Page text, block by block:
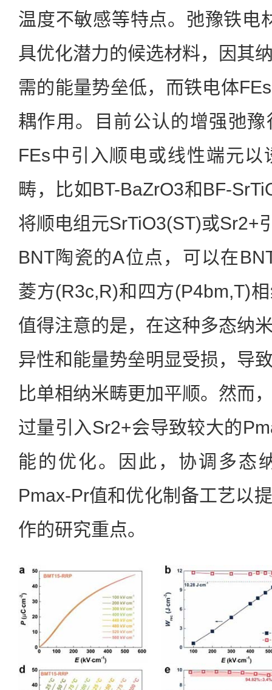
温度不敏感等特点。弛豫铁电
具优化潜力的候选材料，因其
需的能量势垒低，而铁电体
耦作用。目前公认的增强弛
FEs中引入顺电或线性端元
畴，比如BT-BaZrO3和BF-
将顺电组元SrTiO3(ST)或Sr2+
BNT陶瓷的A位点，可以在
菱方(R3c,R)和四方(P4bm,T)
值得注意的是，在这种多态纳
异性和能量势垒明显受损，导
比单相纳米畴更加平顺。然而
过量引入Sr2+会导致较大的
能的优化。因此，协调多态
Pmax-Pr值和优化制备工艺以
作的研究重点。